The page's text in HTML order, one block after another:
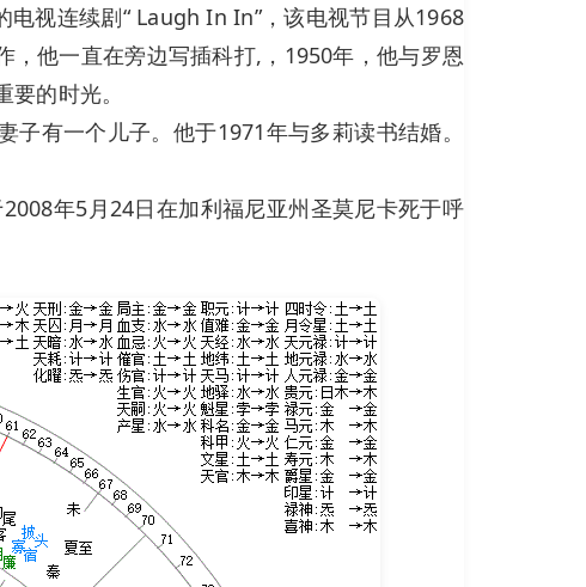
视连续剧“ Laugh In In”，该电视节目从1968
，他一直在旁边写插科打,，1950年，他与罗恩
的时光。
有一个儿子。他于1971年与多莉读书结婚。
年5月24日在加利福尼亚州圣莫尼卡死于呼